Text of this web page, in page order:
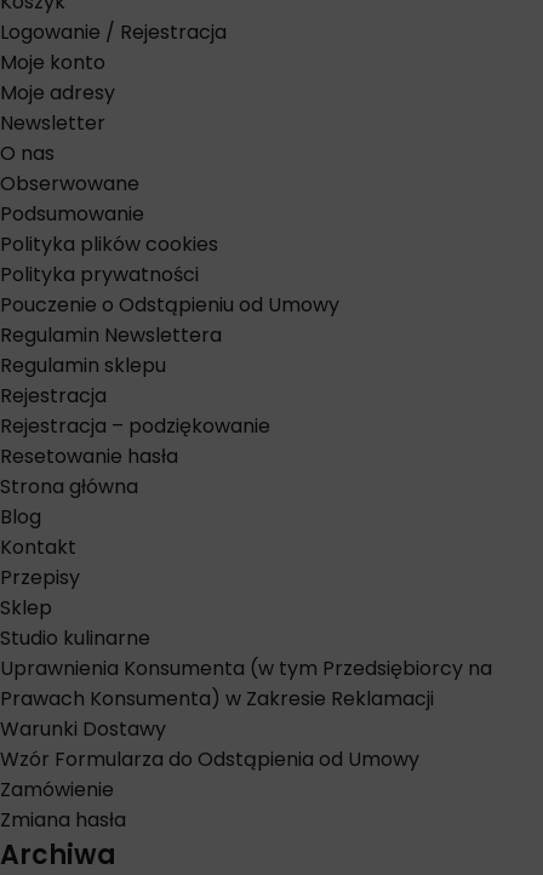
Logowanie / Rejestracja
Moje konto
Moje adresy
Newsletter
O nas
Obserwowane
Podsumowanie
Polityka plików cookies
Polityka prywatności
Pouczenie o Odstąpieniu od Umowy
Regulamin Newslettera
Regulamin sklepu
Rejestracja
Rejestracja – podziękowanie
Resetowanie hasła
Strona główna
Blog
Kontakt
Przepisy
Sklep
Studio kulinarne
Uprawnienia Konsumenta (w tym Przedsiębiorcy na
Prawach Konsumenta) w Zakresie Reklamacji
Warunki Dostawy
Wzór Formularza do Odstąpienia od Umowy
Zamówienie
Zmiana hasła
Archiwa